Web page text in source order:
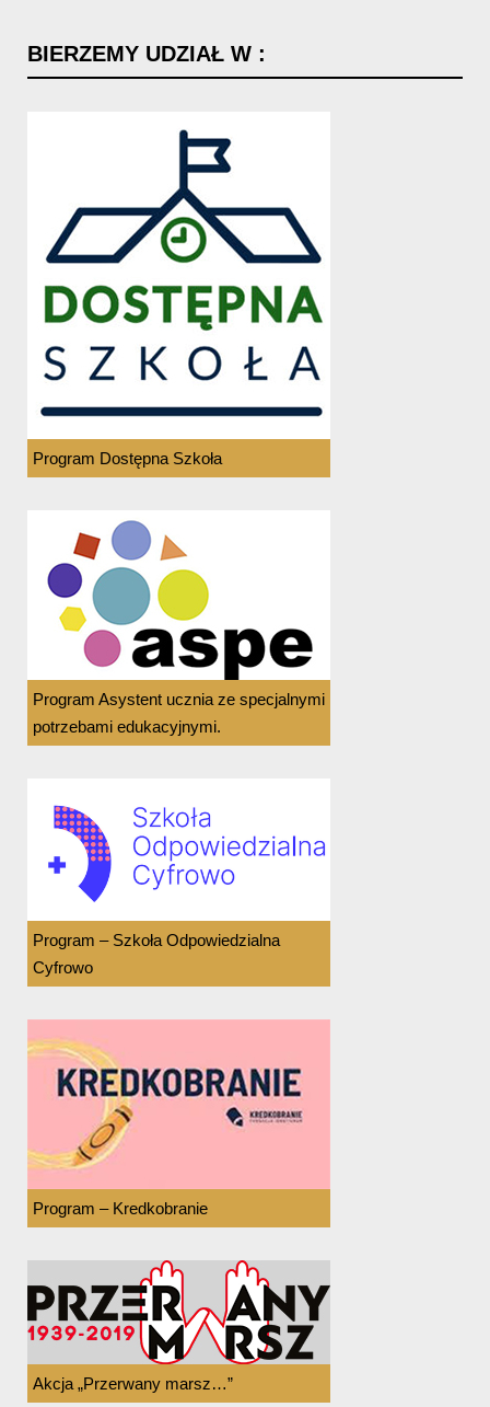
BIERZEMY UDZIAŁ W :
Program Dostępna Szkoła
Program Asystent ucznia ze specjalnymi
potrzebami edukacyjnymi.
Program – Szkoła Odpowiedzialna
Cyfrowo
Program – Kredkobranie
Akcja „Przerwany marsz…”